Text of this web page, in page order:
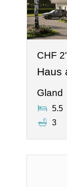
CHF
Haus
Gland
5.5
3